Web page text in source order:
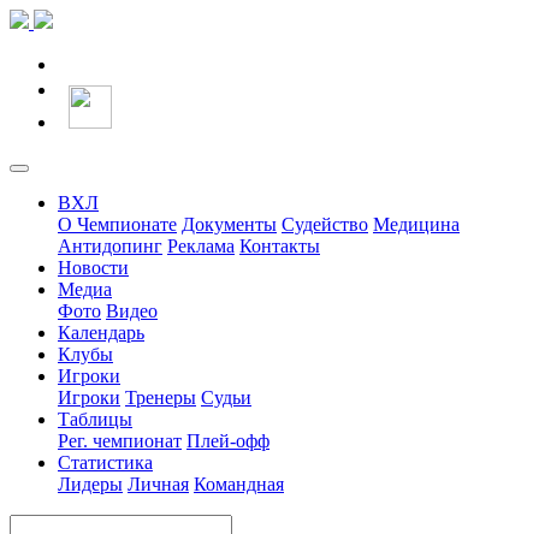
ВХЛ
О Чемпионате Документы Судейство Медицина
Антидопинг Реклама Контакты
Новости
Медиа
Фото Видео
Календарь
Клубы
Игроки
Игроки Тренеры Судьи
Таблицы
Рег. чемпионат Плей-офф
Статистика
Лидеры Личная Командная